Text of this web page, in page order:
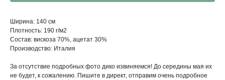
Ширина: 140 см
Плотность: 190 г/м2
Состав: вискоза 70%, ацетат 30%
Производство: Италия
За отсутствие подробных фото дико извиняемся! До середины мая их
не будет, к сожалению. Пишите в директ, отправим очень подробное